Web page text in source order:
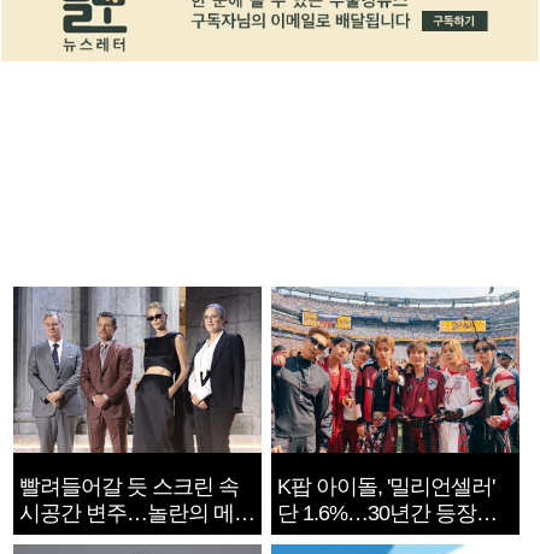
빨려들어갈 듯 스크린 속
시공간 변주…놀란의 메시
지는 ‘전쟁 속죄’
K팝 아이돌, '밀리언셀러'
단 1.6%…30년간 등장
1182개팀 전수조사